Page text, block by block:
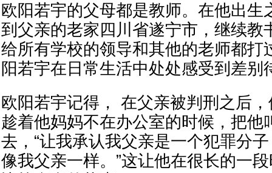
欧阳若宇的父母都是教师。在他出生
到父亲的老家四川省遂宁市，继续教
给所有学校的领导和其他的老师都打
阳若宇在日常生活中处处感受到差别
欧阳若宇记得， 在父亲被判刑之后
趁着他妈妈不在办公室的时候，把他
去，“让我承认我父亲是一个犯罪分
像我父亲一样。”这让他在很长的一